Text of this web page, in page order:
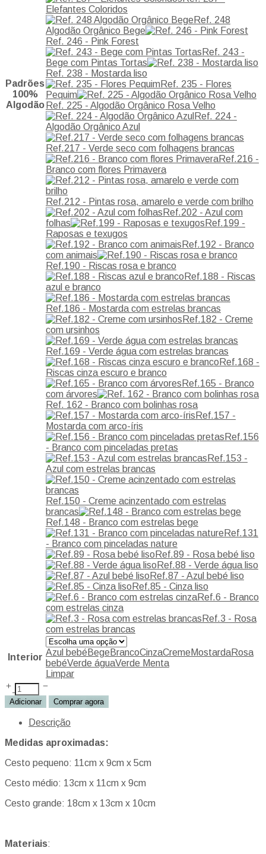
Padrões
100%
Algodão
Elefantes Coloridos
Ref. 248
Algodão Orgânico Bege
Ref. 246 - Pink Forest
Ref. 243 -
Bege com Pintas Tortas
Ref. 238 - Mostarda liso
Ref. 235 - Flores
Pequim
Ref. 225 - Algodão Orgânico Rosa Velho
Ref. 224 -
Algodão Orgânico Azul
Ref.217 - Verde seco com folhagens brancas
Ref.216 -
Branco com flores Primavera
Ref.212 - Pintas rosa, amarelo e verde com brilho
Ref.202 - Azul com
folhas
Ref.199 -
Raposas e texugos
Ref.192 - Branco
com animais
Ref.190 - Riscas rosa e branco
Ref.188 - Riscas
azul e branco
Ref.186 - Mostarda com estrelas brancas
Ref.182 - Creme
com ursinhos
Ref.169 - Verde água com estrelas brancas
Ref.168 -
Riscas cinza escuro e branco
Ref.165 - Branco
com árvores
Ref. 162 - Branco com bolinhas rosa
Ref.157 -
Mostarda com arco-íris
Ref.156
- Branco com pinceladas pretas
Ref.153 -
Azul com estrelas brancas
Ref.150 - Creme acinzentado com estrelas
brancas
Ref.148 - Branco com estrelas bege
Ref.131
- Branco com pinceladas nature
Ref.89 - Rosa bebé liso
Ref.88 - Verde água liso
Ref.87 - Azul bebé liso
Ref.85 - Cinza liso
Ref.6 - Branco
com estrelas cinza
Ref.3 - Rosa
com estrelas brancas
Interior Azul bebéBegeBrancoCinzaCremeMostardaRosa
bebéVerde águaVerde Menta
Limpar
Adicionar Comprar agora
Descrição
Medidas aproximadas:
Cesto pequeno: 11cm x 9cm x 5cm
Cesto médio: 13cm x 11cm x 9cm
Cesto grande: 18cm x 13cm x 10cm
Materiais: